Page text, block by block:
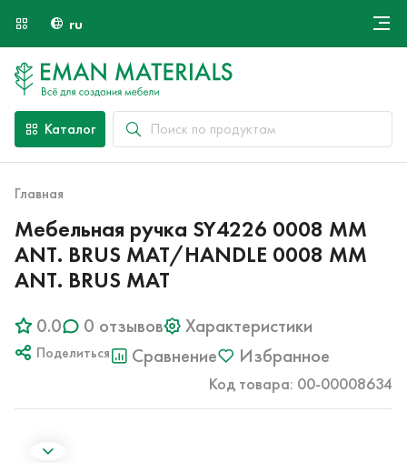
ru
Оплата и доставка
Каталог
Главная
Мебельная ручка SY4226 0008 MM
ANT. BRUS MAT/HANDLE 0008 MM
ANT. BRUS MAT
0.0 0 отзывов Характеристики
Поделиться Сравнение Избранное
Код товара: 00-00008634